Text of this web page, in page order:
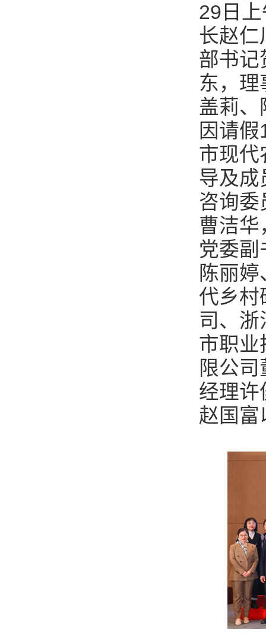
29日
长赵仁
部书记
东，理
盖莉、
因请
市现代
导及成
咨询委
曹洁华
党委副
陈丽
代乡村
司、
市职业
限公
经理许
赵国富